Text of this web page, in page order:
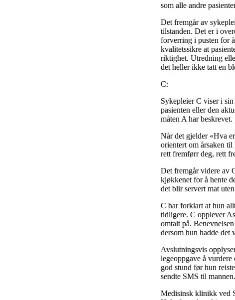
som alle andre
Det fremgår av
tilstanden. Det er i
forverring i pusten for
kvalitetssikre at
riktighet. Utredning
det heller ikke tatt en
C:
Sykepleier C viser i
pasienten eller den
måten A har beskrevet.
Når det gjelder «Hva
orientert om årsaken til
rett fremførr deg, rett
Det fremgår videre av
kjøkkenet for å hente
det blir servert mat
C har forklart at hun
tidligere. C opplever
omtalt på.
dersom hun hadde
Avslutningsvis
legeoppgave å
god stund før hun
sendte SMS til
Medisinsk klinikk ved